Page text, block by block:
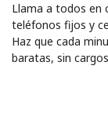
Llama a todos en
teléfonos fijos y
Haz que cada
baratas, sin